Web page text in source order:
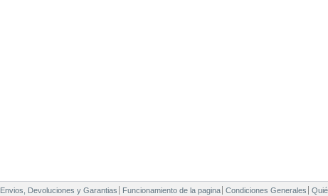
Envios, Devoluciones y Garantias Funcionamiento de la pagina Condiciones Generales